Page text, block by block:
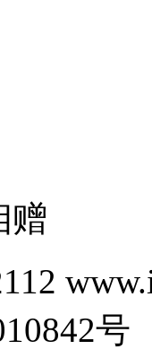
赠
号